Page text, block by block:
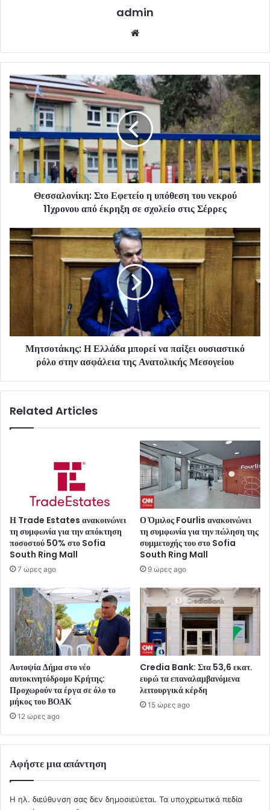
admin
Θεσσαλονίκη: Στο Εφετείο η υπόθεση του νεκρού
11χρονου από έκρηξη σε σχολείο στις Σέρρες
Μητσοτάκης: Η Ελλάδα μπορεί να παίξει ουσιαστικό
ρόλο στην ασφάλεια της Ανατολικής Μεσογείου
Related Articles
Η Trade Estates ανακοινώνει
τη συμφωνία για την απόκτηση
ποσοστού 50% στο Sofia
South Ring Mall
7 ώρες ago
Ο Όμιλος Fourlis ανακοινώνει
τη συμφωνία για την πώληση της
συμμετοχής του στο Sofia
South Ring Mall
9 ώρες ago
Αυτοψία Δήμα στο νέο
αυτοκινητόδρομο Κρήτης:
Προχωρούν τα έργα σε όλο το
μήκος του ΒΟΑΚ
12 ώρες ago
Credia Bank: Στα 53,6 εκατ.
ευρώ τα επαναλαμβανόμενα
λειτουργικά κέρδη
15 ώρες ago
Αφήστε μια απάντηση
Η ηλ. διεύθυνση σας δεν δημοσιεύεται. Τα υποχρεωτικά πεδία